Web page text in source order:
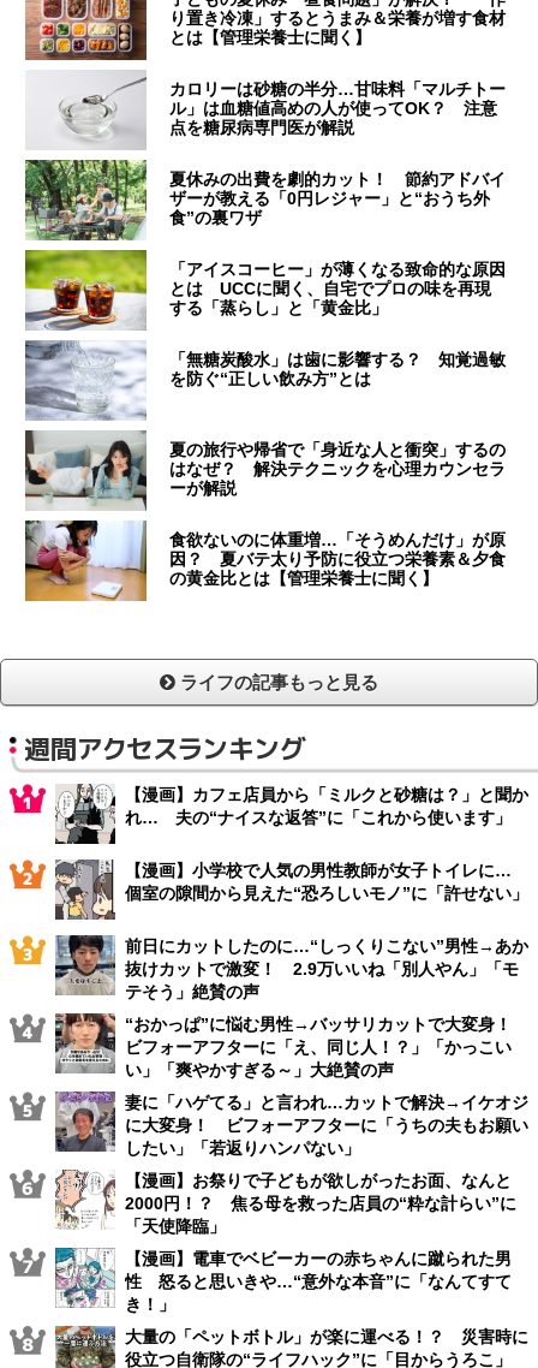
り置き冷凍」するとうまみ＆栄養が増す食材
とは【管理栄養士に聞く】
カロリーは砂糖の半分…甘味料「マルチトー
ル」は血糖値高めの人が使ってOK？ 注意
点を糖尿病専門医が解説
夏休みの出費を劇的カット！ 節約アドバイ
ザーが教える「0円レジャー」と“おうち外
食”の裏ワザ
「アイスコーヒー」が薄くなる致命的な原因
とは UCCに聞く、自宅でプロの味を再現
する「蒸らし」と「黄金比」
「無糖炭酸水」は歯に影響する？ 知覚過敏
を防ぐ“正しい飲み方”とは
夏の旅行や帰省で「身近な人と衝突」するの
はなぜ？ 解決テクニックを心理カウンセラ
ーが解説
食欲ないのに体重増…「そうめんだけ」が原
因？ 夏バテ太り予防に役立つ栄養素＆夕食
の黄金比とは【管理栄養士に聞く】
ライフの記事もっと見る
週間アクセスランキング
【漫画】カフェ店員から「ミルクと砂糖は？」と聞か
れ… 夫の“ナイスな返答”に「これから使います」
【漫画】小学校で人気の男性教師が女子トイレに…
個室の隙間から見えた“恐ろしいモノ”に「許せない」
前日にカットしたのに…“しっくりこない”男性→あか
抜けカットで激変！ 2.9万いいね「別人やん」「モ
テそう」絶賛の声
“おかっぱ”に悩む男性→バッサリカットで大変身！
ビフォーアフターに「え、同じ人！？」「かっこい
い」「爽やかすぎる～」大絶賛の声
妻に「ハゲてる」と言われ…カットで解決→イケオジ
に大変身！ ビフォーアフターに「うちの夫もお願い
したい」「若返りハンパない」
【漫画】お祭りで子どもが欲しがったお面、なんと
2000円！？ 焦る母を救った店員の“粋な計らい”に
「天使降臨」
【漫画】電車でベビーカーの赤ちゃんに蹴られた男
性 怒ると思いきや…“意外な本音”に「なんてすて
き！」
大量の「ペットボトル」が楽に運べる！？ 災害時に
役立つ自衛隊の“ライフハック”に「目からうろこ」